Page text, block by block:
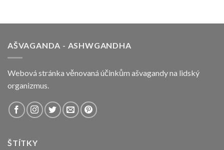
AŠVAGANDA - ASHWGANDHA
Webová stránka věnovaná účinkům ašvagandy na lidský
organizmus.
ŠTÍTKY